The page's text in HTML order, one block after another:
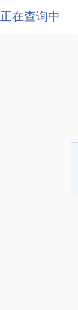
正在查询中